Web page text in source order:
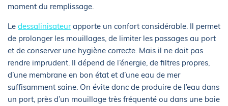
moment du remplissage.
Le dessalinisateurapporte un confort considérable. Il permet
de prolonger les mouillages, de limiter les passages au port
et de conserver une hygiène correcte. Mais il ne doit pas
rendre imprudent. Il dépend de l’énergie, de filtres propres,
d’une membrane en bon état et d’une eau de mer
suffisamment saine. On évite donc de produire de l’eau dans
un port, près d’un mouillage très fréquenté ou dans une baie